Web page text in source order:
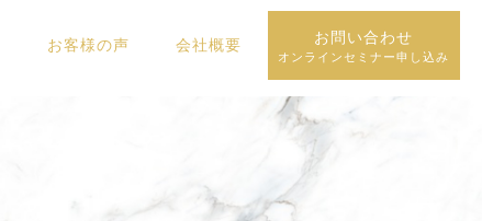
お客様の声 会社概要 お問い合わせ